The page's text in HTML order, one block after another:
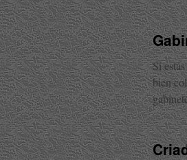
Si
bien